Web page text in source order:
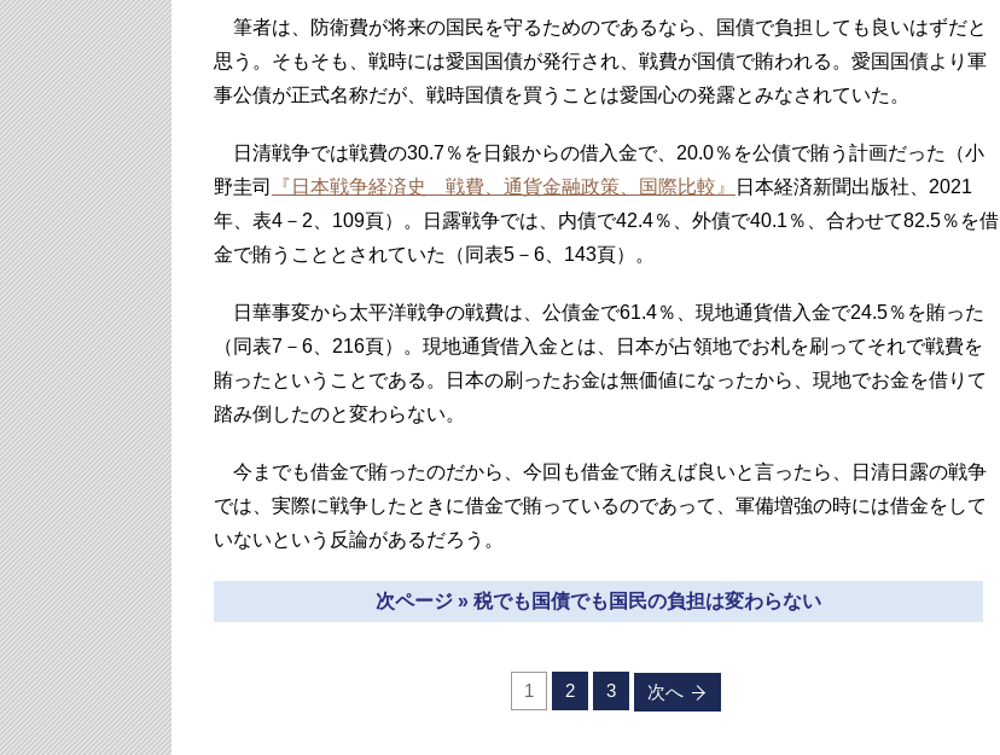
筆者は、防衛費が将来の国民を守るためのであるなら、国債で負担しても良いはずだと
思う。そもそも、戦時には愛国国債が発行され、戦費が国債で賄われる。愛国国債より軍
事公債が正式名称だが、戦時国債を買うことは愛国心の発露とみなされていた。
日清戦争では戦費の30.7％を日銀からの借入金で、20.0％を公債で賄う計画だった（小
野圭司
『日本戦争経済史 戦費、通貨金融政策、国際比較』
日本経済新聞出版社、2021
年、表4－2、109頁）。日露戦争では、内債で42.4％、外債で40.1％、合わせて82.5％を借
金で賄うこととされていた（同表5－6、143頁）。
日華事変から太平洋戦争の戦費は、公債金で61.4％、現地通貨借入金で24.5％を賄った
（同表7－6、216頁）。現地通貨借入金とは、日本が占領地でお札を刷ってそれで戦費を
賄ったということである。日本の刷ったお金は無価値になったから、現地でお金を借りて
踏み倒したのと変わらない。
今までも借金で賄ったのだから、今回も借金で賄えば良いと言ったら、日清日露の戦争
では、実際に戦争したときに借金で賄っているのであって、軍備増強の時には借金をして
いないという反論があるだろう。
次ページ » 税でも国債でも国民の負担は変わらない
1 2 3 次へ